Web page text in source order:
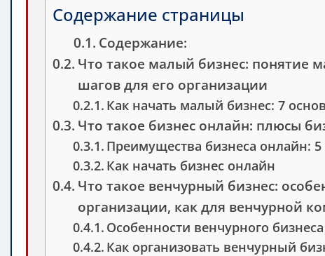
Содержание страницы
Содержание:
Что такое малый бизнес: понятие
шагов для его организации
Как начать малый бизнес: 7
Что такое бизнес онлайн: плюсы
Преимущества бизнеса онлайн:
Как начать бизнес онлайн
Что такое венчурный бизнес:
организации, как для венчурной
Особенности венчурного бизнеса
Как организовать венчурный